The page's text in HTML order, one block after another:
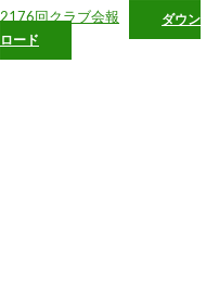
2176回クラブ会報
ダウン
ロード